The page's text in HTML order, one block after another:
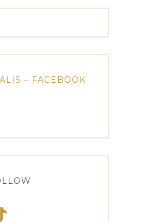
– FACEBOOK